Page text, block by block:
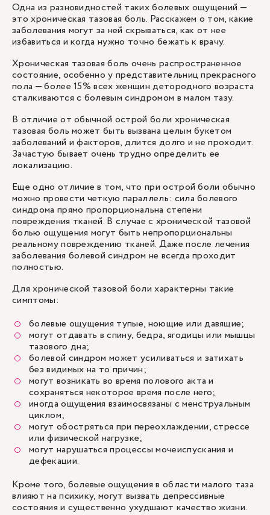
Одна из разновидностей таких болевых ощущений —
это хроническая тазовая боль. Расскажем о том, какие
заболевания могут за ней скрываться, как от нее
избавиться и когда нужно точно бежать к врачу.
Хроническая тазовая боль очень распространенное
состояние, особенно у представительниц прекрасного
пола — более 15% всех женщин детородного возраста
сталкиваются с болевым синдромом в малом тазу.
В отличие от обычной острой боли хроническая
тазовая боль может быть вызвана целым букетом
заболеваний и факторов, длится долго и не проходит.
Зачастую бывает очень трудно определить ее
локализацию.
Еще одно отличие в том, что при острой боли обычно
можно провести четкую параллель: сила болевого
синдрома прямо пропорциональна степени
повреждения тканей. В случае с хронической тазовой
болью ощущения могут быть непропорциональны
реальному повреждению тканей. Даже после лечения
заболевания болевой синдром не всегда проходит
полностью.
Для хронической тазовой боли характерны такие
симптомы:
болевые ощущения тупые, ноющие или давящие;
могут отдавать в спину, бедра, ягодицы или мышцы
тазового дна;
болевой синдром может усиливаться и затихать
без видимых на то причин;
могут возникать во время полового акта и
сохраняться некоторое время после него;
иногда ощущения взаимосвязаны с менструальным
циклом;
могут обостряться при переохлаждении, стрессе
или физической нагрузке;
могут нарушаться процессы мочеиспускания и
дефекации.
Кроме того, болевые ощущения в области малого таза
влияют на психику, могут вызвать депрессивные
состояния и существенно ухудшают качество жизни.